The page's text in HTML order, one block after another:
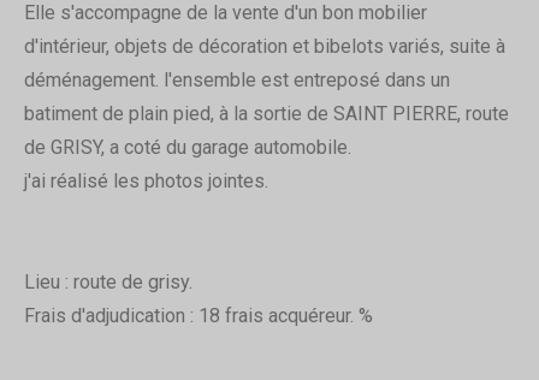
Elle s'accompagne de la vente d'un bon mobilier
d'intérieur, objets de décoration et bibelots variés, suite à
déménagement. l'ensemble est entreposé dans un
batiment de plain pied, à la sortie de SAINT PIERRE, route
de GRISY, a coté du garage automobile.
j'ai réalisé les photos jointes.
Lieu : route de grisy.
Frais d'adjudication : 18 frais acquéreur. %